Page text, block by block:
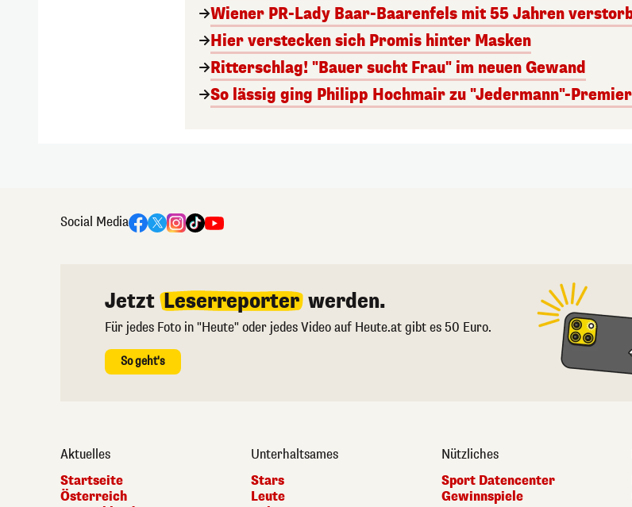
Wiener PR-Lady Baar-Baarenfels mit 55 Jahren
Hier verstecken sich Promis hinter Masken
Ritterschlag! "Bauer sucht Frau" im neuen Gewand
So lässig ging Philipp Hochmair zu "Jedermann"-
Social Media
Jetzt Leserreporter werden.
Für jedes Foto in "Heute" oder jedes Video auf Heute.at gibt es 50 Euro.
So geht's
Aktuelles
Startseite
Österreich
Unterhaltsames
Stars
Leute
Nützliches
Sport Datencenter
Gewinnspiele